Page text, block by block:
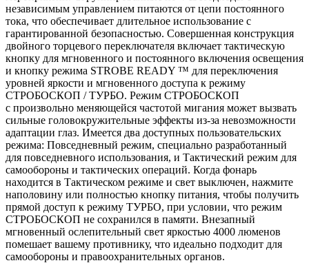
независимым управлением питаются от цепи постоянного
тока, что обеспечивает длительное использование с
гарантированной безопасностью. Совершенная конструкция
двойного торцевого переключателя включает тактическую
кнопку для мгновенного и постоянного включения освещения
и кнопку режима STROBE READY ™ для переключения
уровней яркости и мгновенного доступа к режиму
СТРОБОСКОП / ТУРБО. Режим СТРОБОСКОП
с произвольно меняющейся частотой мигания может вызвать
сильные головокружительные эффекты из-за невозможности
адаптации глаз. Имеется два доступных пользовательских
режима: Повседневный режим, специально разработанный
для повседневного использования, и Тактический режим для
самообороны и тактических операций. Когда фонарь
находится в Тактическом режиме и свет выключен, нажмите
наполовину или полностью кнопку питания, чтобы получить
прямой доступ к режиму ТУРБО, при условии, что режим
СТРОБОСКОП не сохранился в памяти. Внезапный
мгновенный ослепительный свет яркостью 4000 люменов
помешает вашему противнику, что идеально подходит для
самообороны и правоохранительных органов.